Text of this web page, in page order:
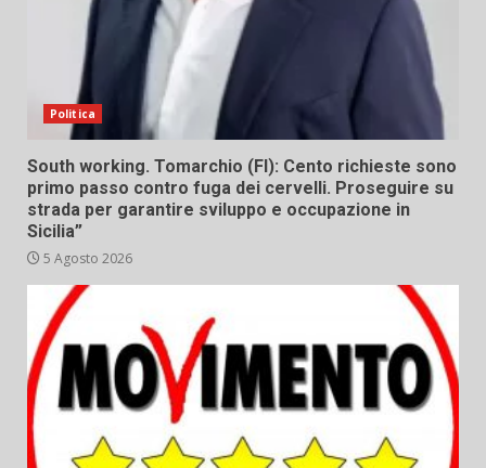
Politica
South working. Tomarchio (FI): Cento richieste sono
primo passo contro fuga dei cervelli. Proseguire su
strada per garantire sviluppo e occupazione in
Sicilia”
5 Agosto 2026